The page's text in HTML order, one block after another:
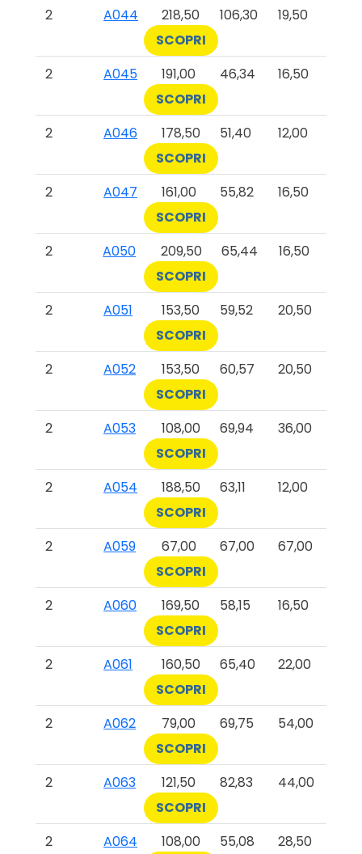
2
A044 218,50 106,30
19,50
SCOPRI
2
A045 191,00 46,34
16,50
SCOPRI
2
A046 178,50 51,40
12,00
SCOPRI
2
A047 161,00 55,82
16,50
SCOPRI
2
A050 209,50 65,44
16,50
SCOPRI
2
A051 153,50 59,52
20,50
SCOPRI
2
A052 153,50 60,57
20,50
SCOPRI
2
A053 108,00 69,94
36,00
SCOPRI
2
A054 188,50 63,11
12,00
SCOPRI
2
A059 67,00 67,00
67,00
SCOPRI
2
A060 169,50 58,15
16,50
SCOPRI
2
A061 160,50 65,40
22,00
SCOPRI
2
A062 79,00 69,75
54,00
SCOPRI
2
A063 121,50 82,83
44,00
SCOPRI
2
A064 108,00 55,08
28,50